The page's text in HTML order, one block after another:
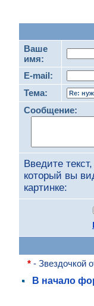
Ваше
имя:
E-mail:
Тема:
Сообщение:
Введите текст,
который вы
картинке:
*- Звездочкой
В начало